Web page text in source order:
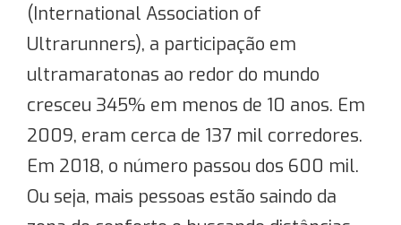
(International Association of
Ultrarunners), a participação em
ultramaratonas ao redor do mundo
cresceu 345% em menos de 10 anos. Em
2009, eram cerca de 137 mil corredores.
Em 2018, o número passou dos 600 mil.
Ou seja, mais pessoas estão saindo da